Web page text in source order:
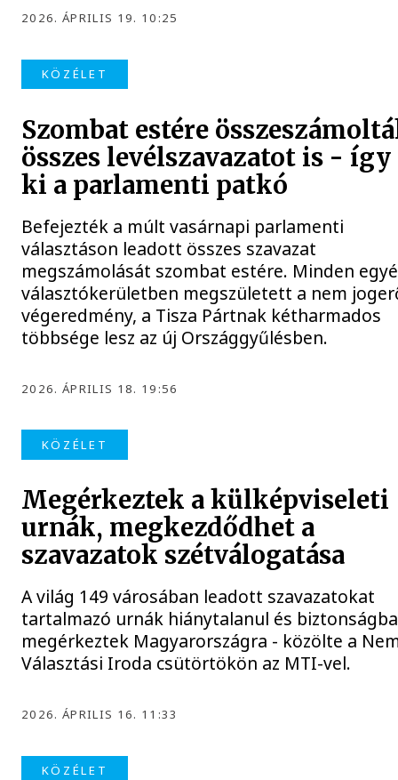
2026. ÁPRILIS 19. 10:25
KÖZÉLET
Szombat estére
összes levélszavazatot is - így
ki a parlamenti patkó
Befejezték a múlt vasárnapi parlamenti
választáson leadott összes szavazat
megszámolását szombat estére. Minden
választókerületben megszületett a nem
végeredmény, a Tisza Pártnak kétharmados
többsége lesz az új Országgyűlésben.
2026. ÁPRILIS 18. 19:56
KÖZÉLET
Megérkeztek a külképviseleti
urnák, megkezdődhet a
szavazatok szétválogatása
A világ 149 városában leadott szavazatokat
tartalmazó urnák hiánytalanul és
megérkeztek Magyarországra - közölte a
Választási Iroda csütörtökön az MTI-vel.
2026. ÁPRILIS 16. 11:33
KÖZÉLET